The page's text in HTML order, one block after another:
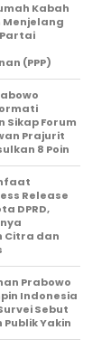
Kabah
(PPP)
Sikap Forum
Prajurit
8 Poin
Release
DPRD,
Citra dan
Prabowo
Indonesia
Sebut
Publik Yakin